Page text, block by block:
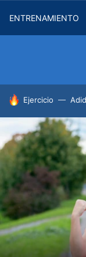
ENTRENAMIENTO
HOY SE HABLA
Ejercicio